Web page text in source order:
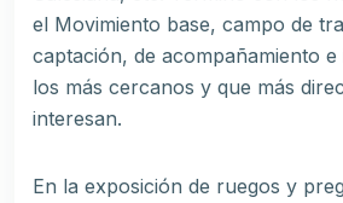
el Movimiento base, campo de
captación, de acompañamiento
los más cercanos y que más
interesan.
En la exposición de ruegos y